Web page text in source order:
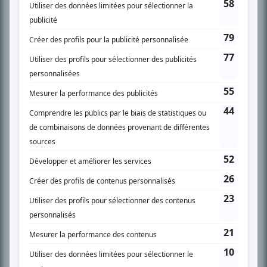
SUR LE RÉSEAU BIZZ MÉDIA
PLAN DU SITE
Accueil
Liste des oeuvres
Recherche avancée
À propos
Nous contacter
Termes et conditions
Politique de confidentialité
Gestion du consentement